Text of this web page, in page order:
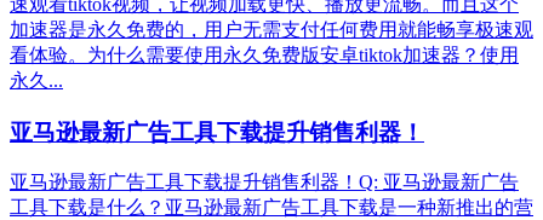
速观看tiktok视频，让视频加载更快、播放更流畅。而且这个
加速器是永久免费的，用户无需支付任何费用就能畅享极速观
看体验。为什么需要使用永久免费版安卓tiktok加速器？使用
永久...
亚马逊最新广告工具下载提升销售利器！
亚马逊最新广告工具下载提升销售利器！Q: 亚马逊最新广告
工具下载是什么？亚马逊最新广告工具下载是一种新推出的营